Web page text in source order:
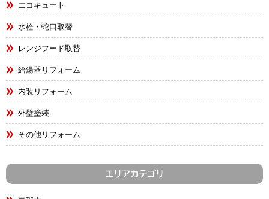
エコキュート
水栓・蛇口取替
レンジフード取替
給湯器リフォーム
内装リフォーム
外壁塗装
その他リフォーム
エリアカテゴリ